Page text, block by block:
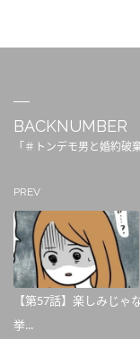
BACKNUMBER
「＃トンデモ男と婚約破
PREV
【第57話】楽しみじゃ
挙...